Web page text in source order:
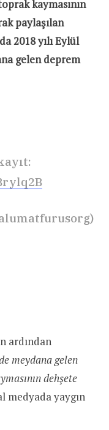
kaymasının
paylaşılan
2018 yılı Eylül
gelen deprem
ardından
meydana gelen
dehşete
medyada yaygın